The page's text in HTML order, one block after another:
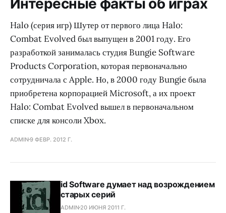
Halo (серия игр) Шутер от первого лица Halo:
Combat Evolved был выпущен в 2001 году. Его
разработкой занималась студия Bungie Software
Products Corporation, которая первоначально
сотрудничала с Apple. Но, в 2000 году Bungie была
приобретена корпорацией Microsoft, а их проект
Halo: Combat Evolved вышел в первоначальном
списке для консоли Xbox.
ADMIN9 ФЕВР. 2012 Г.
id Software думает над возрождением
старых серий
ADMIN 20 ИЮНЯ 2011 Г.